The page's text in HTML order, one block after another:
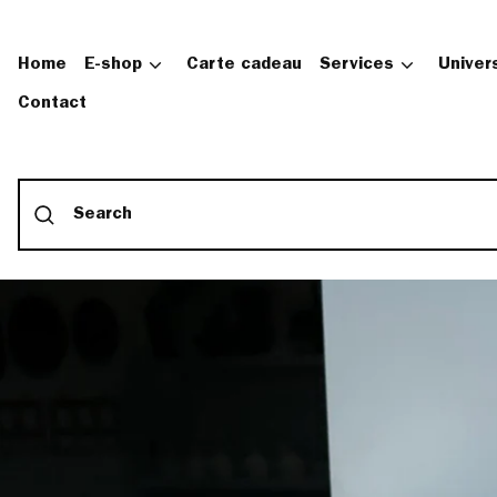
Home E-shop Carte cadeau Services
Contact